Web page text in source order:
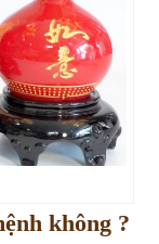
không ?